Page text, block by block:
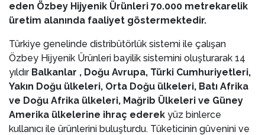
eden Özbey Hijyenik Ürünleri 70.000 metrekarelik
üretim alanında faaliyet göstermektedir.
Türkiye genelinde distribütörlük sistemi ile çalışan
Özbey Hijyenik Ürünleri bayilik sistemini oluşturarak 14
yıldır Balkanlar , Doğu Avrupa, Türki Cumhuriyetleri,
Yakın Doğu ülkeleri, Orta Doğu ülkeleri, Batı Afrika
ve Doğu Afrika ülkeleri, Mağrib Ülkeleri ve Güney
Amerika ülkelerine ihraç ederek yüz binlerce
kullanıcı ile ürünlerini buluşturdu. Tüketicinin güvenini ve